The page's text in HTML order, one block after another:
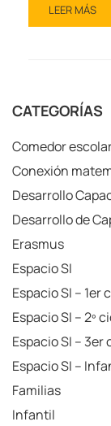
LEER MÁS
CATEGORÍAS
Comedor
Conexión
Desarrollo
Desarrollo de
Erasmus
Espacio SI
Espacio SI – 1er
Espacio SI – 2º
Espacio SI – 3er
Espacio SI –
Familias
Infantil